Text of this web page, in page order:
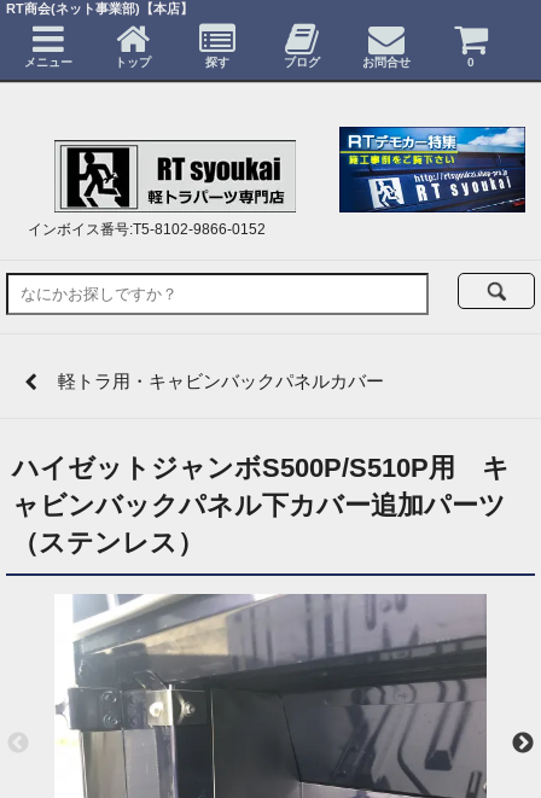
インボイス番号:T5-8102-9866-0152
軽トラ用・キャビンバックパネルカバー
ハイゼットジャンボS500P/S510P用 キ
ャビンバックパネル下カバー追加パーツ
（ステンレス）
RT商会(ネット事業部)【本店】
メニュー トップ 探す ブログ お問合せ 0